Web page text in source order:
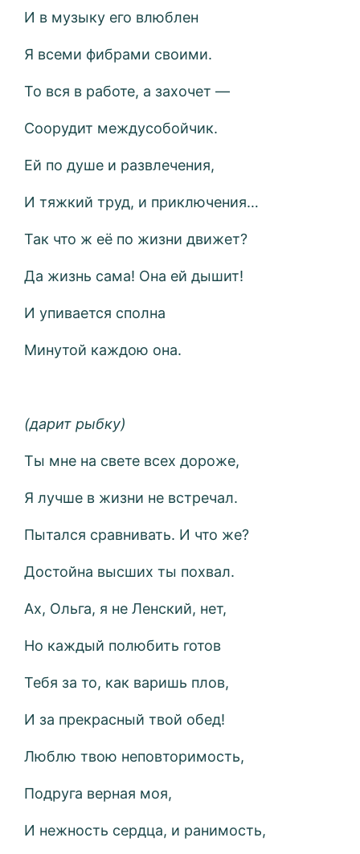
И в музыку его влюблен
Я всеми фибрами своими.
То вся в работе, а захочет —
Соорудит междусобойчик.
Ей по душе и развлечения,
И тяжкий труд, и приключения…
Так что ж её по жизни движет?
Да жизнь сама! Она ей дышит!
И упивается сполна
Минутой каждою она.
(дарит рыбку)
Ты мне на свете всех дороже,
Я лучше в жизни не встречал.
Пытался сравнивать. И что же?
Достойна высших ты похвал.
Ах, Ольга, я не Ленский, нет,
Но каждый полюбить готов
Тебя за то, как варишь плов,
И за прекрасный твой обед!
Люблю твою неповторимость,
Подруга верная моя,
И нежность сердца, и ранимость,